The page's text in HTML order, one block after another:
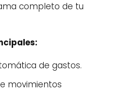
completo de tu
de gastos.
movimientos